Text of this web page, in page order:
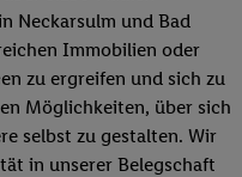
Neckarsulm und Bad
Immobilien oder
zu ergreifen und sich zu
Möglichkeiten, über sich
selbst zu gestalten. Wir
in unserer Belegschaft